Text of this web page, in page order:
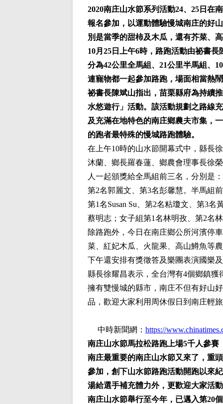
2020南庄山水節系列活動24、25日在
報名參加，以運動體驗慢城南庄的好
別是當季的甜柿及木瓜，還有芥菜、
10月25日上午6時，路跑活動由祕書
分為42公里全馬組、21公里半馬組、
連寵物都一起參加路跑，場面相當熱
祕書長陳斌山指出，苗栗縣府為持續
水悠遊行」活動。該活動規劃之路線
及充滿在地特色的南庄鄉農夫市集，
的跑者最特殊的慢城路跑體驗。
在上午10時的山水節開幕式中，縣長
沐蘭、鄉長羅春蓮、鄉農會理事長徐
人一起頒獎給全馬組前三名，分別是
第2名郭麗文、第3名彭馨慧。半馬組
第1名Susan Su、第2名粘瓊文、第3
蔡明志；女子組第1名林明孜、第2名
除路跑外，今日在南庄鄉公所河濱停
菜、紅妃木瓜、火龍果、高山鱒魚等
下午還安排有獎徵答及樂團表演國樂
縣長徐耀昌表示，全台灣有4個鄉鎮
擁有雙慢城的縣市，南庄不但有好山
品，歡迎大家利用周休假日到南庄輕
中時新聞網： https://
南庄山水節馬拉松路跑上場5千人參賽
南庄最重要的南庄山水節又來了，重
參加，創下山水節路跑活動開跑以來
湯給選手補充體力外，更歡迎大家活
南庄山水節舉行至今年，已邁入第20